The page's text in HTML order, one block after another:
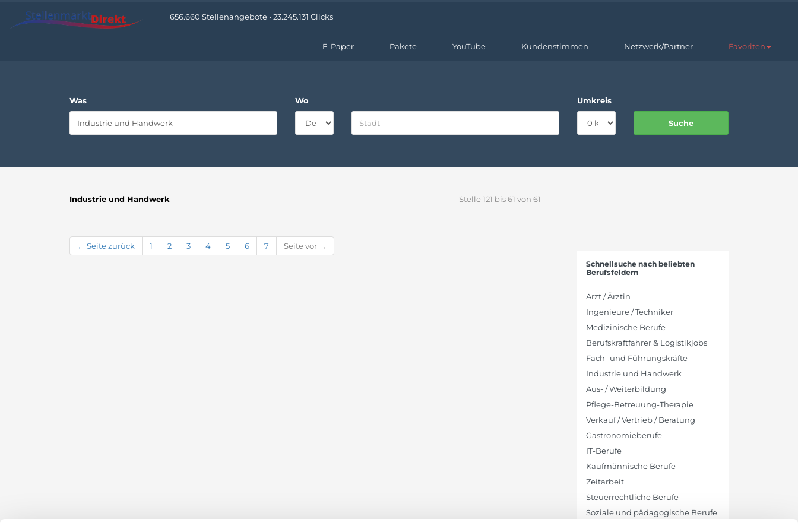
656.660 Stellenangebote • 23.245.131 Clicks
E-Paper Pakete YouTube Kundenstimmen Netzwerk/Partner Favoriten
Was Wo Umkreis
Industrie und Handwerk Stelle 121 bis 61 von 61
← Seite zurück 1 2 3 4 5 6 7 Seite vor →
Schnellsuche nach beliebten
Berufsfeldern
Arzt / Ärztin
Ingenieure / Techniker
Medizinische Berufe
Berufskraftfahrer & Logistikjobs
Fach- und Führungskräfte
Industrie und Handwerk
Aus- / Weiterbildung
Pflege-Betreuung-Therapie
Verkauf / Vertrieb / Beratung
Gastronomieberufe
IT-Berufe
Kaufmännische Berufe
Zeitarbeit
Steuerrechtliche Berufe
Soziale und pädagogische Berufe